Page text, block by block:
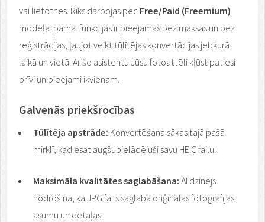
vai lietotnes. Rīks darbojas pēc Free/Paid (Freemium)
modeļa: pamatfunkcijas ir pieejamas bez maksas un bez
reģistrācijas, ļaujot veikt tūlītējas konvertācijas jebkurā
laikā un vietā. Ar šo asistentu Jūsu fotoattēli kļūst patiesi
brīvi un pieejami ikvienam.
Galvenās priekšrocības
Tūlītēja apstrāde: Konvertēšana sākas tajā pašā
mirklī, kad esat augšupielādējuši savu HEIC failu.
Maksimāla kvalitātes saglabāšana: AI dzinējs
nodrošina, ka JPG fails saglabā oriģinālās fotogrāfijas
asumu un detaļas.